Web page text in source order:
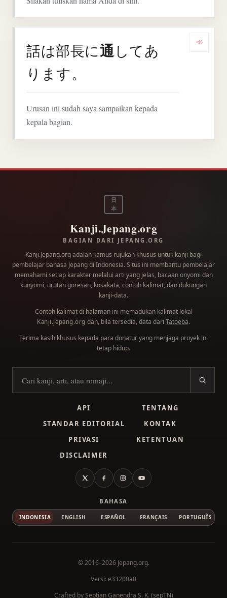
話は部長に通してあ
ります。
Urusan ini sudah saya sampaikan kepada
kepala bagian.
日
本
Kanji.Jepang.org
BAGIAN DARI JEPANG.ORG
Kanji.Jepang.org adalah kamus rujukan khusus untuk kanji bagi
pembelajar bahasa Jepang di Indonesia. Situs ini membantu pembelajar
memahami setiap karakter melalui arti yang jelas, bacaan onyomi dan
kunyomi, urutan goresan, kosakata, contoh kalimat, dan dukungan
kanji-data.
Contoh kalimat di halaman ini memadukan kalimat lokal
Kanji.Jepang.org dan, bila tersedia, data dari Tatoeba.
Terima kasih khusus kepada para donaturyang menjaga proyek ini
tetap hidup.
Cari kanji
API
TENTANG
STANDAR EDITORIAL
KONTAK
PRIVASI
KETENTUAN
DISCLAIMER
X FacebookInstagramYouTube
BAHASA
INDONESIA ENGLISH ESPAÑOL FRANÇAIS PORTUGUÊS
© 2016–2026 Jepang.org.
Versi: e33200a0
Crafted bySeptian Ganendra S. K. (sepTN)